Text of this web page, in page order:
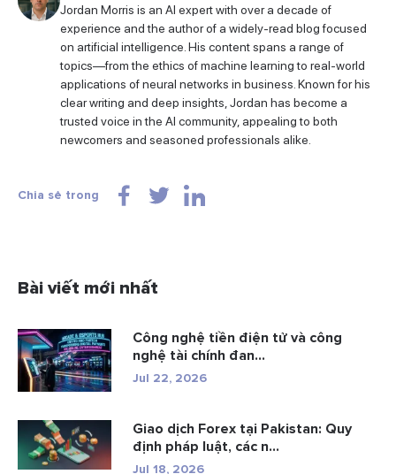
Jordan Morris is an AI expert with over a decade of
experience and the author of a widely-read blog focused
on artificial intelligence. His content spans a range of
topics—from the ethics of machine learning to real-world
applications of neural networks in business. Known for his
clear writing and deep insights, Jordan has become a
trusted voice in the AI community, appealing to both
newcomers and seasoned professionals alike.
Chia sẻ trong
Bài viết mới nhất
Công nghệ tiền điện tử và công
nghệ tài chính đan...
Jul 22, 2026
Giao dịch Forex tại Pakistan: Quy
định pháp luật, các n...
Jul 18, 2026